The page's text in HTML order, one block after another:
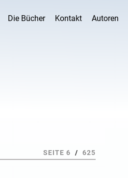
Die Bücher Kontakt Autoren
SEITE 6 / 625